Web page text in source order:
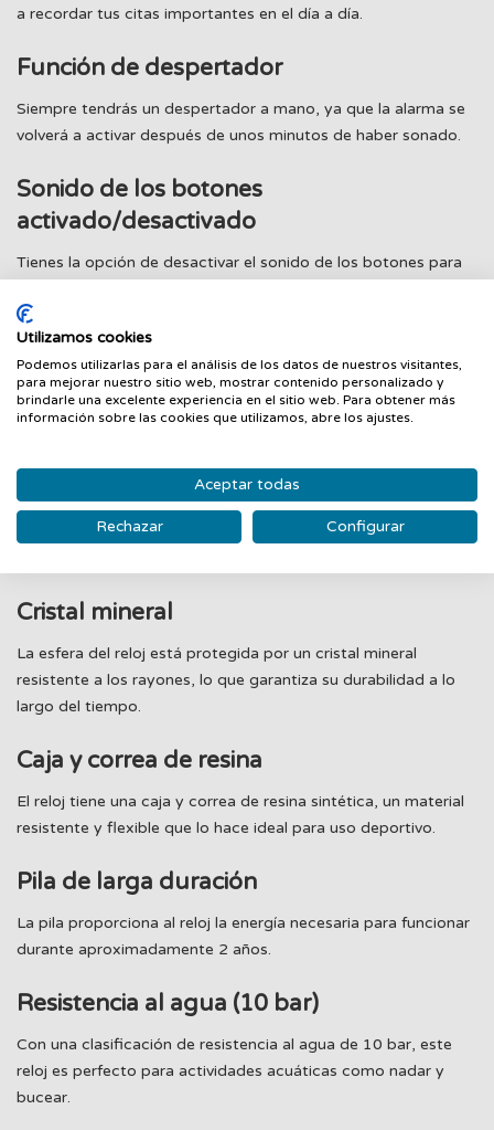
a recordar tus citas importantes en el día a día.
Función de despertador
Siempre tendrás un despertador a mano, ya que la alarma se
volverá a activar después de unos minutos de haber sonado.
Sonido de los botones
activado/desactivado
Tienes la opción de desactivar el sonido de los botones para
funcionando aunque el sonido esté desactivado.
Calendario automático
El calendario se ajusta automáticamente y siempre te
Indicación de hora de 12/24 horas
Puedes elegir entre visualizar la hora en formato de 12 o 24
Cristal mineral
La esfera del reloj está protegida por un cristal mineral
resistente a los rayones, lo que garantiza su durabilidad a lo
largo del tiempo.
Caja y correa de resina
El reloj tiene una caja y correa de resina sintética, un material
resistente y flexible que lo hace ideal para uso deportivo.
Pila de larga duración
La pila proporciona al reloj la energía necesaria para funcionar
durante aproximadamente 2 años.
Resistencia al agua (10 bar)
Con una clasificación de resistencia al agua de 10 bar, este
reloj es perfecto para actividades acuáticas como nadar y
bucear.
Utilizamos cookies
Podemos utilizarlas para el análisis de los datos de nuestros visitantes,
para mejorar nuestro sitio web, mostrar contenido personalizado y
brindarle una excelente experiencia en el sitio web. Para obtener más
información sobre las cookies que utilizamos, abre los ajustes.
Aceptar todas
Rechazar Configurar